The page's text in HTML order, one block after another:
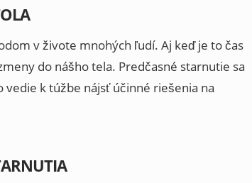
v živote mnohých ľudí. Aj keď je to čas
do nášho tela. Predčasné starnutie sa
k túžbe nájsť účinné riešenia na